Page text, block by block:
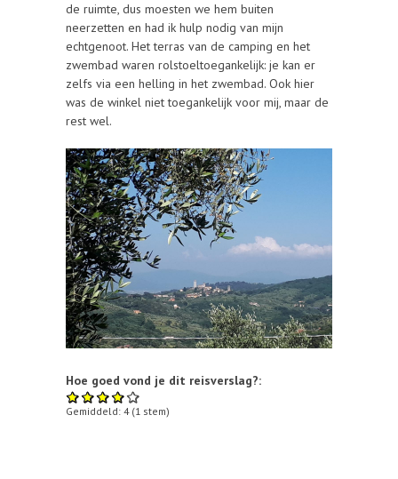
de ruimte, dus moesten we hem buiten
neerzetten en had ik hulp nodig van mijn
echtgenoot. Het terras van de camping en het
zwembad waren rolstoeltoegankelijk: je kan er
zelfs via een helling in het zwembad. Ook hier
was de winkel niet toegankelijk voor mij, maar de
rest wel.
Hoe goed vond je dit reisverslag?:
Gemiddeld: 4 (1 stem)